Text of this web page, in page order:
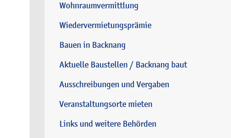
Wohnraumvermittlung
Wiedervermietungsprämie
Bauen in Backnang
Aktuelle Baustellen / Backnang baut
Ausschreibungen und Vergaben
Veranstaltungsorte mieten
Links und weitere Behörden